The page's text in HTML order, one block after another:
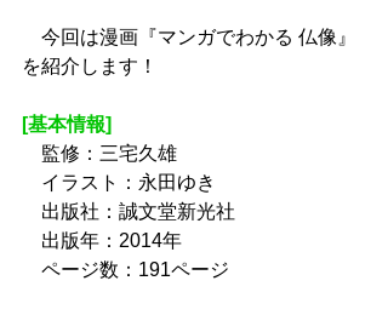
今回は漫画『マンガでわかる 仏像』
を紹介します！
[基本情報]
監修：三宅久雄
イラスト：永田ゆき
出版社：誠文堂新光社
出版年：2014年
ページ数：191ページ